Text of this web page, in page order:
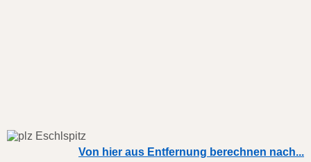
Von hier aus Entfernung berechnen nach...